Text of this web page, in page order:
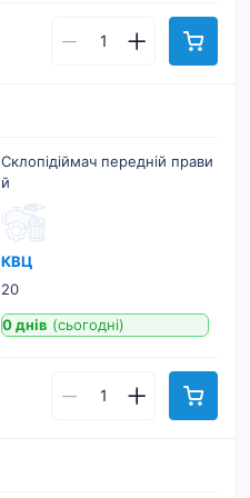
Склопідіймач передній прави
й
КВЦ
20
0 днів (сьогодні)